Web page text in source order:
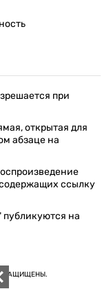
при
открытая для
абзаце на
ссылку
на
ЗАЩИЩЕНЫ.